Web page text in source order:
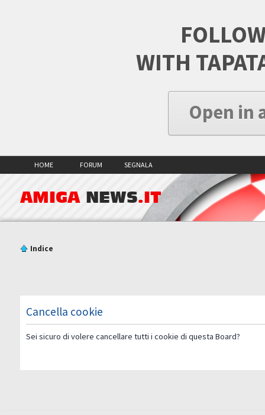
WITH
Open in
HOME FORUM SEGNALA
AMIGA NEWS.IT
Indice
Cancella cookie
Sei sicuro di volere cancellare tutti i cookie di questa Board?